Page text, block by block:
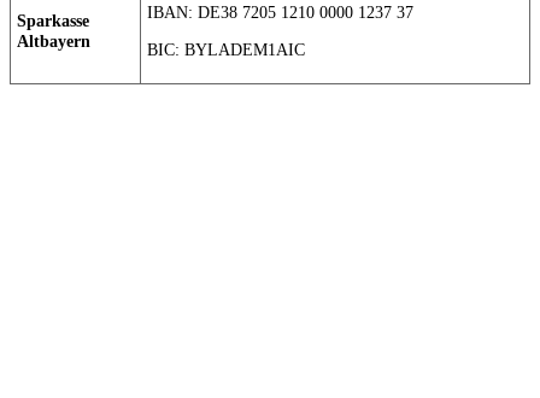
Sparkasse
Altbayern
IBAN: DE38 7205 1210 0000 1237 37
BIC: BYLADEM1AIC